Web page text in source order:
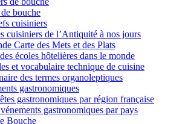
bouche
cuisiniers
cuisiniers de l’Antiquité à nos jours
Carte des Mets et des Plats
écoles hôtelières dans le monde
et vocabulaire technique de cuisine
des termes organoleptiques
gastronomiques
gastronomiques par région française
gastronomiques par pays
Bouche